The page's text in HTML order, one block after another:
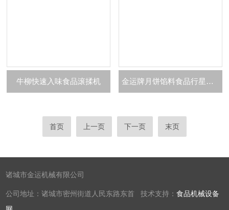
牛柳快速入味食品滚揉机 金运牌月饼馅料食品行星搅拌炒锅
首页 上一页 下一页 末页
诸城市金运机械有限公司
公司地址：诸城市密州街道人民东路东首 技术支持：食品机械设备